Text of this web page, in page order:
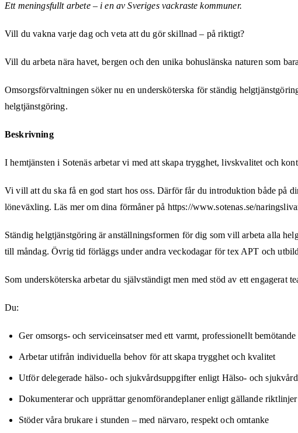
Ett meningsfullt arbete – i en av Sveriges vackraste kommuner.
Vill du vakna varje dag och veta att du gör skillnad – på riktigt?
Vill du arbeta nära havet, bergen och den unika bohuslänska naturen som
Omsorgsförvaltningen söker nu en undersköterska för ständig
helgtjänstgöring.
Beskrivning
I hemtjänsten i Sotenäs arbetar vi med att skapa trygghet, livskvalitet och
Vi vill att du ska få en god start hos oss. Därför får du introduktion både på
löneväxling. Läs mer om dina förmåner på https://www.sotenas.se/
Ständig helgtjänstgöring är anställningsformen för dig som vill arbeta alla
till måndag. Övrig tid förläggs under andra veckodagar för tex APT och
Som undersköterska arbetar du självständigt men med stöd av ett engagerat
Du:
Ger omsorgs- och serviceinsatser med ett varmt, professionellt bemötande
Arbetar utifrån individuella behov för att skapa trygghet och kvalitet
Utför delegerade hälso- och sjukvårdsuppgifter enligt Hälso- och
Dokumenterar och upprättar genomförandeplaner enligt gällande riktlinjer
Stöder våra brukare i stunden – med närvaro, respekt och omtanke